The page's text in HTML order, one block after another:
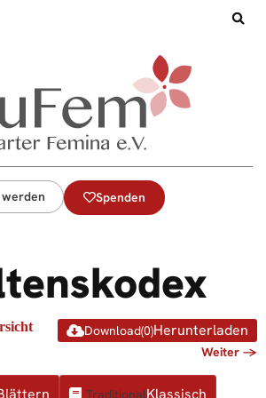
Spenden
Download(0)
Traditional